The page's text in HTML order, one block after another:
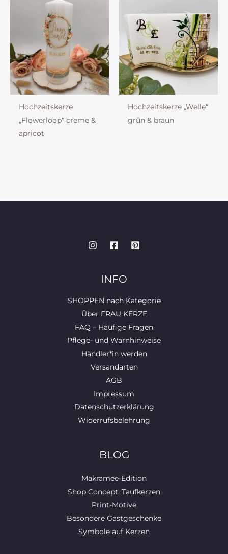
Hochzeitskerze
„Flowerloop“ creme &
apricot
Hochzeitskerze „Welle“
grün & braun
INFO
SHOPPEN nach Kategorie
Über FRAU KERZE
FAQ – Häufige Fragen
Pflege- und Warnhinweise
Händler*in werden
Versandarten
AGB
Impressum
Datenschutzerklärung
Widerrufsbelehrung
BLOG
Makramee-Edition
Shop Concept: Taufkerzen
Print-Motive
Besondere Gastgeschenke
Symbole auf Kerzen